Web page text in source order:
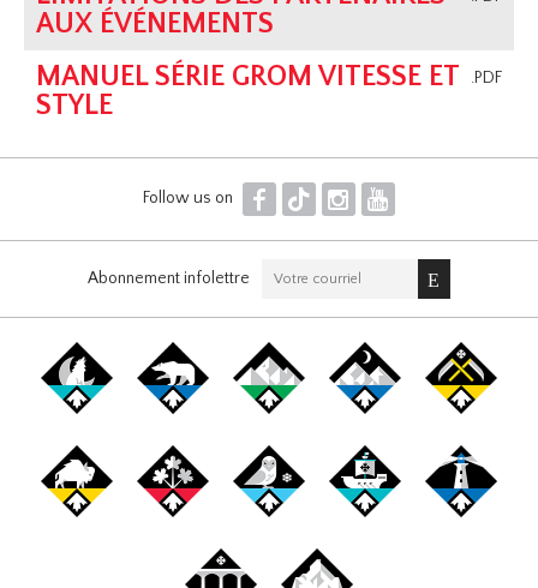
AUX ÉVÉNEMENTS
.PDF
MANUEL SÉRIE GROM VITESSE ET
STYLE
Follow us on F T I Y
Abonnement infolettre